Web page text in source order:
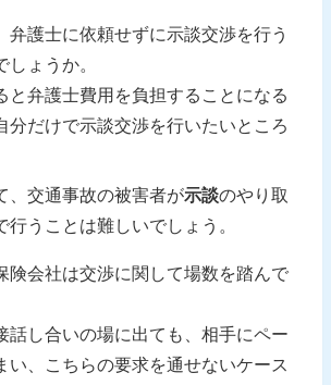
弁護士に依頼せずに示談交渉を行う
しょうか。
と弁護士費用を負担することになる
分だけで示談交渉を行いたいところ
、交通事故の被害者が示談のやり取
行うことは難しいでしょう。
険会社は交渉に関して場数を踏んで
話し合いの場に出ても、相手にペー
い、こちらの要求を通せないケース